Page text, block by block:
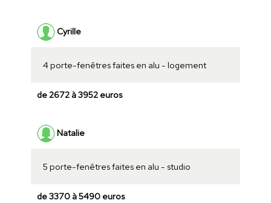
Cyrille
4 porte-fenêtres faites en alu - logement
de 2672 à 3952 euros
Natalie
5 porte-fenêtres faites en alu - studio
de 3370 à 5490 euros